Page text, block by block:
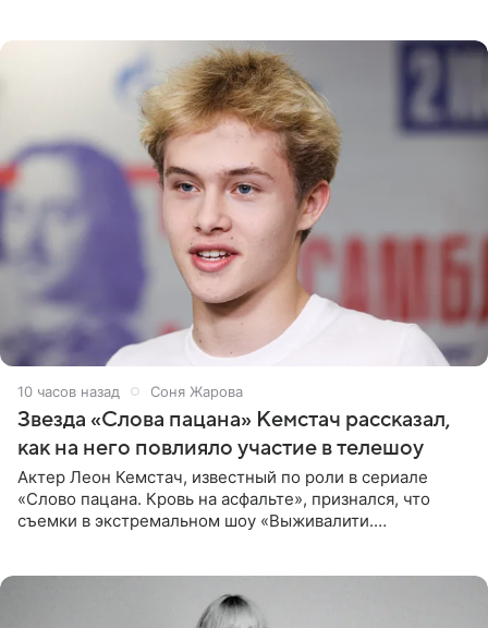
10 часов назад Соня Жарова
Звезда «Слова пацана» Кемстач рассказал,
как на него повлияло участие в телешоу
Актер Леон Кемстач, известный по роли в сериале
«Слово пацана. Кровь на асфальте», признался, что
съемки в экстремальном шоу «Выживалити.